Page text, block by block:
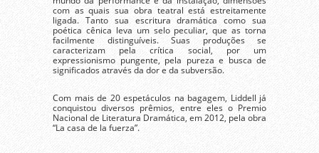
com as quais sua obra teatral está estreitamente
ligada. Tanto sua escritura dramática como sua
poética cênica leva um selo peculiar, que as torna
facilmente distinguíveis. Suas produções se
caracterizam pela crítica social, por um
expressionismo pungente, pela pureza e busca de
significados através da dor e da subversão.
Com mais de 20 espetáculos na bagagem, Liddell já
conquistou diversos prêmios, entre eles o Premio
Nacional de Literatura Dramática, em 2012, pela obra
“La casa de la fuerza”.